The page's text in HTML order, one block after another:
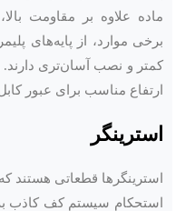
ماده علاوه بر مقاومت
برخی موارد، از پایه‌های
کمتر و نصب آسان‌تری دارند.
ارتفاع مناسب برای عبور
استرینگر
استرینگرها قطعاتی هستند
استحکام سیستم کف کاذب